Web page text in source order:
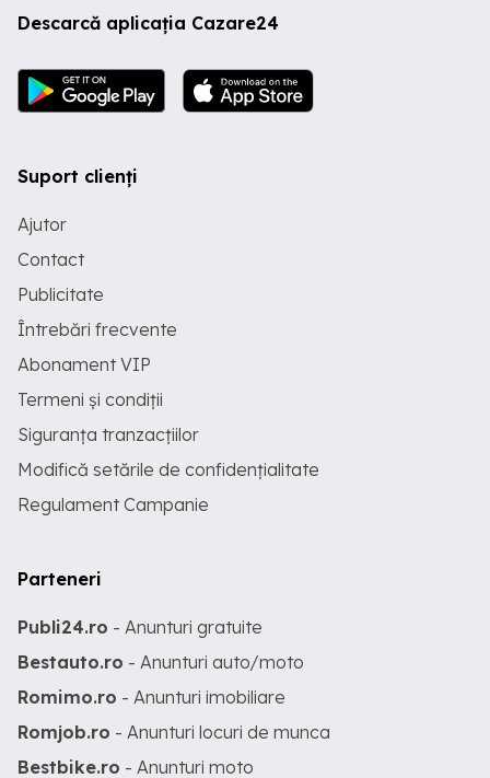
Descarcă aplicația Cazare24
Suport clienți
Ajutor
Contact
Publicitate
Întrebări frecvente
Abonament VIP
Termeni și condiții
Siguranța tranzacțiilor
Modifică setările de confidențialitate
Regulament Campanie
Parteneri
Publi24.ro - Anunturi gratuite
Bestauto.ro - Anunturi auto/moto
Romimo.ro - Anunturi imobiliare
Romjob.ro - Anunturi locuri de munca
Bestbike.ro - Anunturi moto